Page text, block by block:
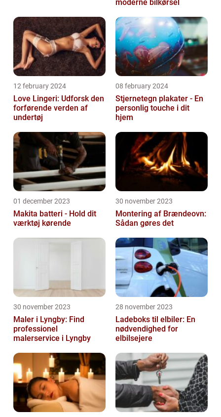
moderne bilkørsel
12 february 2024
Love Lingeri: Udforsk den
forførende verden af
undertøj
08 february 2024
Stjernetegn plakater - En
personlig touche i dit
hjem
01 december 2023
Makita batteri - Hold dit
værktøj kørende
30 november 2023
Montering af Brændeovn:
Sådan gøres det
30 november 2023
Maler i Lyngby: Find
professionel
malerservice i Lyngby
28 november 2023
Ladeboks til elbiler: En
nødvendighed for
elbilsejere